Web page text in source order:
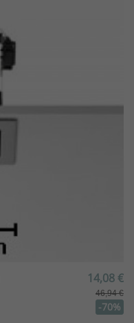
14,08 €
46,94 €
-70%